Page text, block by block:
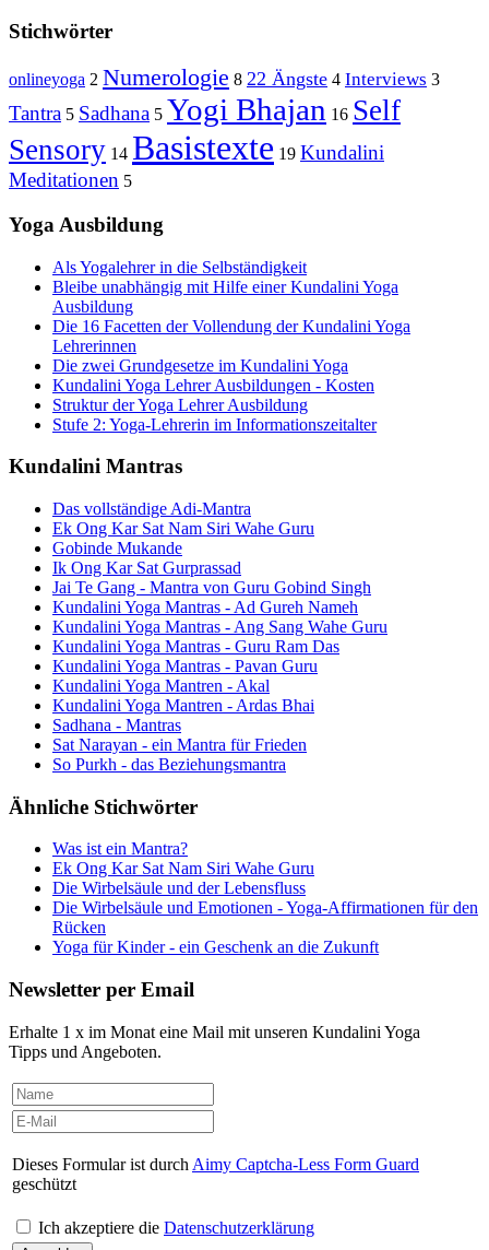
Stichwörter
onlineyoga 2 Numerologie 8 22 Ängste 4 Interviews 3
Tantra 5 Sadhana 5 Yogi Bhajan 16 Self
Sensory 14 Basistexte 19 Kundalini
Meditationen 5
Yoga Ausbildung
Als Yogalehrer in die Selbständigkeit
Bleibe unabhängig mit Hilfe einer Kundalini Yoga
Ausbildung
Die 16 Facetten der Vollendung der Kundalini Yoga
Lehrerinnen
Die zwei Grundgesetze im Kundalini Yoga
Kundalini Yoga Lehrer Ausbildungen - Kosten
Struktur der Yoga Lehrer Ausbildung
Stufe 2: Yoga-Lehrerin im Informationszeitalter
Kundalini Mantras
Das vollständige Adi-Mantra
Ek Ong Kar Sat Nam Siri Wahe Guru
Gobinde Mukande
Ik Ong Kar Sat Gurprassad
Jai Te Gang - Mantra von Guru Gobind Singh
Kundalini Yoga Mantras - Ad Gureh Nameh
Kundalini Yoga Mantras - Ang Sang Wahe Guru
Kundalini Yoga Mantras - Guru Ram Das
Kundalini Yoga Mantras - Pavan Guru
Kundalini Yoga Mantren - Akal
Kundalini Yoga Mantren - Ardas Bhai
Sadhana - Mantras
Sat Narayan - ein Mantra für Frieden
So Purkh - das Beziehungsmantra
Ähnliche Stichwörter
Was ist ein Mantra?
Ek Ong Kar Sat Nam Siri Wahe Guru
Die Wirbelsäule und der Lebensfluss
Die Wirbelsäule und Emotionen - Yoga-Affirmationen für den
Rücken
Yoga für Kinder - ein Geschenk an die Zukunft
Newsletter per Email
Erhalte 1 x im Monat eine Mail mit unseren Kundalini Yoga
Tipps und Angeboten.
Dieses Formular ist durch Aimy Captcha-Less Form Guard
geschützt
Ich akzeptiere die Datenschutzerklärung